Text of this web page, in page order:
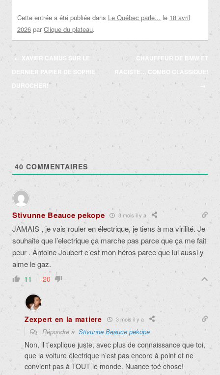
Cette entrée a été publiée dans Le Québec parle... le 18 avril
2026 par Clique du plateau.
Navigation
des
articles
←
XAVIER CAMUS SUR LE
DERNIER PAPIER DE SOPHIE
DUROCHER!
CHAUFFEUR DE BMW ET
RACISTE… COMBO CLASSIQUE!
→
40 COMMENTAIRES
Stivunne Beauce pekope 3 mois il y a
JAMAIS , je vais rouler en électrique, je tiens à ma virilité. Je
souhaite que l’electrique ça marche pas parce que ça me fait
peur . Antoine Joubert c’est mon héros parce que lui aussi y
aime le gaz.
11 -20
Zexpert en la matiere 3 mois il y a
Répondre à Stivunne Beauce pekope
Non, il t’explique juste, avec plus de connaissance que toi,
que la voiture électrique n’est pas encore à point et ne
convient pas à TOUT le monde. Nuance toé chose!